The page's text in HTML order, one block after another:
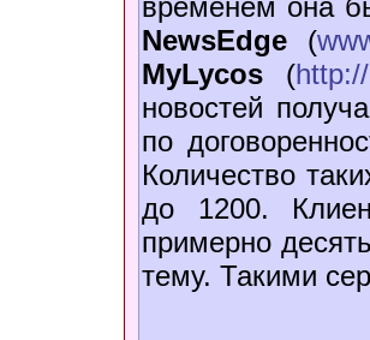
NewsEdge (
MyLycos (
новостей
по
Количество
до 1200.
примерно
тему. Такими